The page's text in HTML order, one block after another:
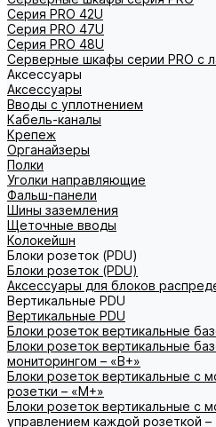
Серия PRO 42U
Серия PRO 47U
Серия PRO 48U
Серверные шкафы серии PRO с
Аксессуары
Аксессуары
Вводы с уплотнением
Кабель-каналы
Крепеж
Органайзеры
Полки
Уголки направляющие
Фальш-панели
Шины заземления
Щеточные вводы
Колокейшн
Блоки розеток (PDU)
Блоки розеток (PDU)
Аксессуары для блоков
Вертикальные PDU
Вертикальные PDU
Блоки розеток вертикальные
Блоки розеток вертикальные
мониторингом – «В+»
Блоки розеток вертикальные с
розетки – «М+»
Блоки розеток вертикальные с
управлением каждой розеткой